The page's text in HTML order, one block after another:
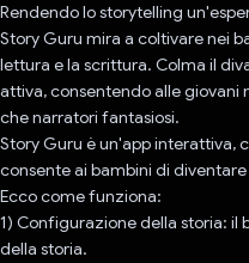
Rendendo lo storytelling
Story Guru mira a coltivare nei
lettura e la scrittura. Colma il
attiva, consentendo alle
che narratori fantasiosi.
Story Guru è un'app interattiva,
consente ai bambini di
Ecco come funziona:
1) Configurazione della storia:
della storia.